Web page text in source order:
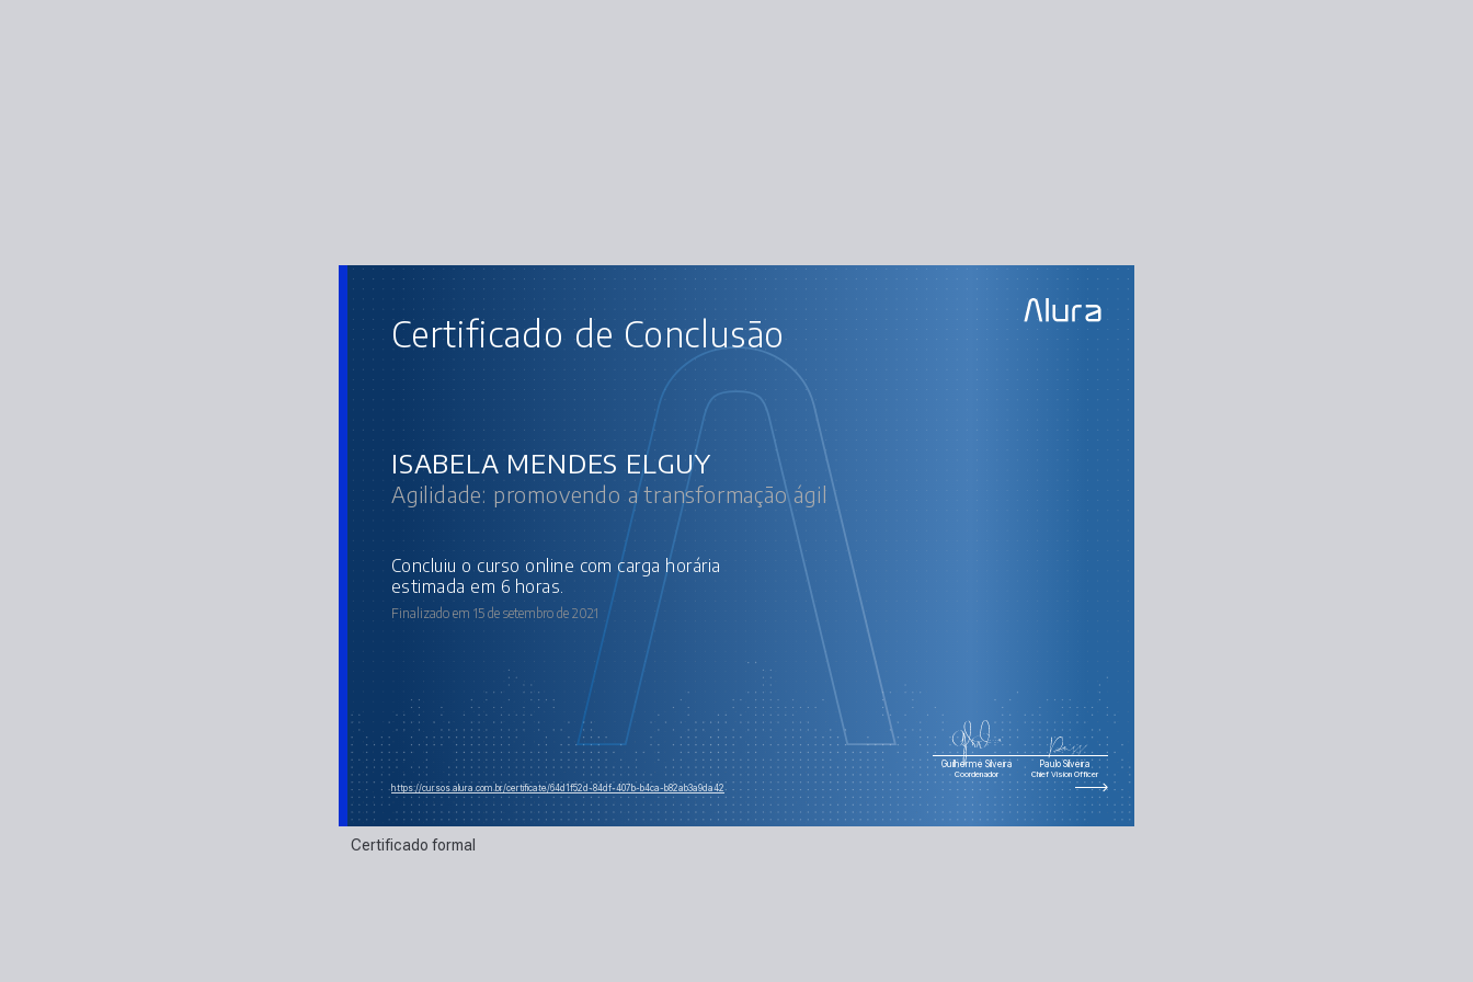
Certificado de Conclusão
ISABELA MENDES ELGUY
Agilidade: promovendo a transformação ágil
concluiu o curso online com carga horária
estimada em 6 horas.
Finalizado em 15 de setembro de 2021
Guilherme Silveira
Coordenador
Paulo Silveira
Chief Vision Officer
https://cursos.alura.com.br/certificate/64d1f52d-84df-407b-b4ca-b82ab3a9da42
AULAS DO CURSO
Agilidade: promovendo a transformação ágil
O Método Waterfall
Priorização
O que é ser Ágil
O Manifesto Ágil
Certificado formal